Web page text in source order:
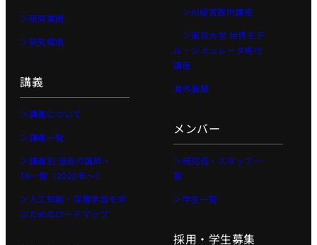
＞研究業績
＞研究環境
講義
＞講義について
＞講義一覧
＞講義別 過去の講師・
TA一覧（2020年〜）
＞人工知能・深層学習を学
ぶためのロードマップ
＞AI経営寄附講座
＞東京大学 世界モデ
ル・シミュレータ寄付
講座
海外展開
メンバー
＞研究員・スタッフ一
覧
＞学生一覧
採用・学生募集